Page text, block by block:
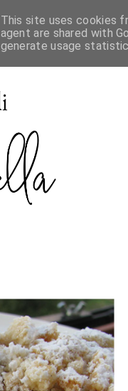
This site uses cookies
agent are shared with
generate usage